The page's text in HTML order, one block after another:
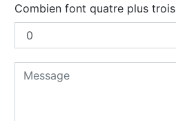
Combien font quatre plus trois